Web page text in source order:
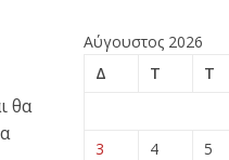
θα
Αύγουστος 2026
Δ
Τ Τ
3
4 5